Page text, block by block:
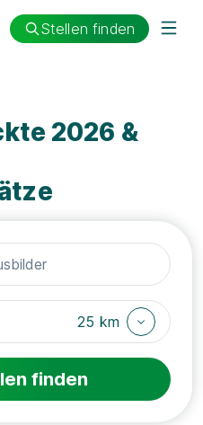
Stellen finden
2026 &
25 km
finden